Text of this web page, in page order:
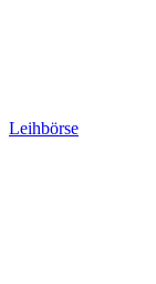
Leihbörse